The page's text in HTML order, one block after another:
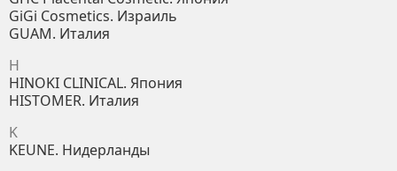
GiGi Cosmetics. Израиль
GUAM. Италия
H
HINOKI CLINICAL. Япония
HISTOMER. Италия
K
KEUNE. Нидерланды